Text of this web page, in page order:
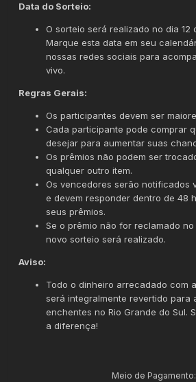
Data do Sorteio:
O sorteio será realizado no dia 12
Marque esta data em seu
nossas redes sociais para
vivo.
Regras Gerais:
Os participantes devem ser
Cada participante pode comprar
desejar para aumentar suas
Os prêmios não podem ser
qualquer outro item.
Os vencedores serão notificados
e devem responder dentro de 48
seus prêmios.
Se o prêmio não for reclamado
novo sorteio será realizado.
Aviso:
Todo o dinheiro arrecadado com
será integralmente revertido para
enchentes no Rio Grande do Sul.
a diferença!
Meio de Pagamento: